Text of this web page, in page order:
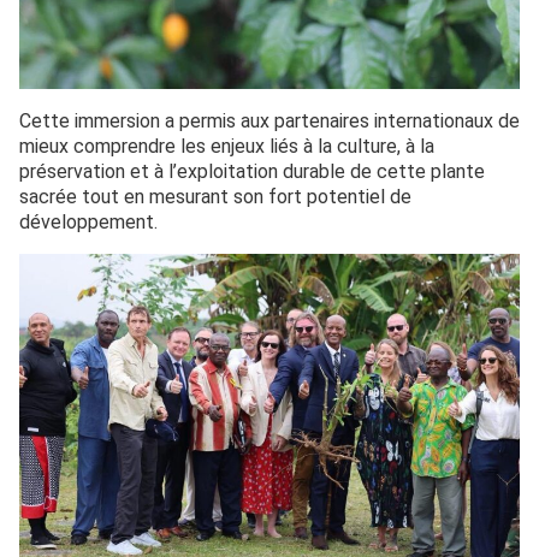
Cette immersion a permis aux partenaires internationaux de
mieux comprendre les enjeux liés à la culture, à la
préservation et à l’exploitation durable de cette plante
sacrée tout en mesurant son fort potentiel de
développement.